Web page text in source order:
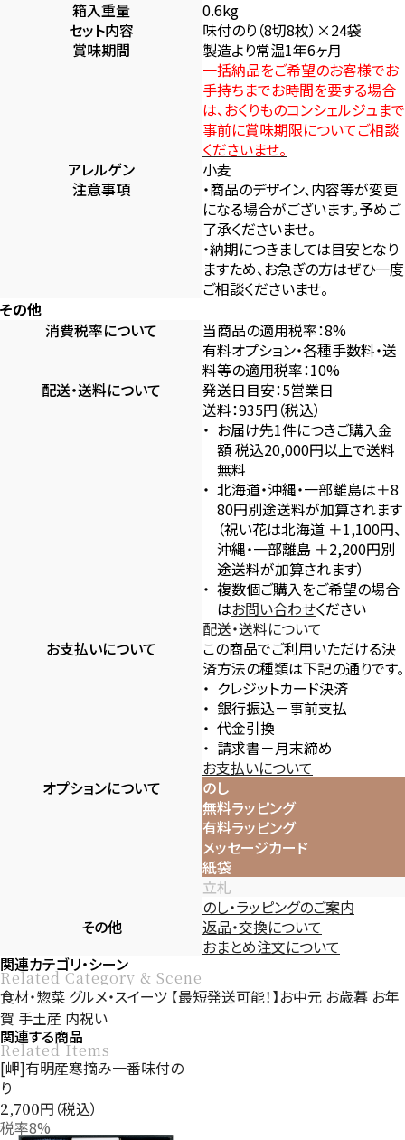
箱入重量
0.6kg
セット内容
味付のり（8切8枚）×24袋
賞味期間
製造より常温1年6ヶ月
一括納品をご希望のお客様でお
手持ちまでお時間を要する場合
は、おくりものコンシェルジュまで
事前に賞味期限についてご相談
くださいませ。
アレルゲン
小麦
注意事項
・商品のデザイン、内容等が変更
になる場合がございます。予めご
了承くださいませ。
・納期につきましては目安となり
ますため、お急ぎの方はぜひ一度
ご相談くださいませ。
その他
消費税率について
当商品の適用税率：8%
有料オプション・各種手数料・送
料等の適用税率：10%
配送・送料について
発送日目安：5営業日
送料：935円（税込）
お届け先1件につきご購入金
額 税込20,000円以上で送料
無料
北海道・沖縄・一部離島は＋8
80円別途送料が加算されます
（祝い花は北海道 ＋1,100円、
沖縄・一部離島 ＋2,200円別
途送料が加算されます）
複数個ご購入をご希望の場合
はお問い合わせください
配送・送料について
お支払いについて
この商品でご利用いただける決
済方法の種類は下記の通りです。
クレジットカード決済
銀行振込－事前支払
代金引換
請求書－月末締め
お支払いについて
オプションについて
のし
無料ラッピング
有料ラッピング
メッセージカード
紙袋
立札
のし・ラッピングのご案内
その他
返品・交換について
おまとめ注文について
関連カテゴリ・シーン
Related Category & Scene
食材・惣菜 グルメ・スイーツ 【最短発送可能！】お中元 お歳暮 お年
賀 手土産 内祝い
関連する商品
Related Items
[岬]有明産寒摘み一番味付の
り
2,700円（税込）
税率8%